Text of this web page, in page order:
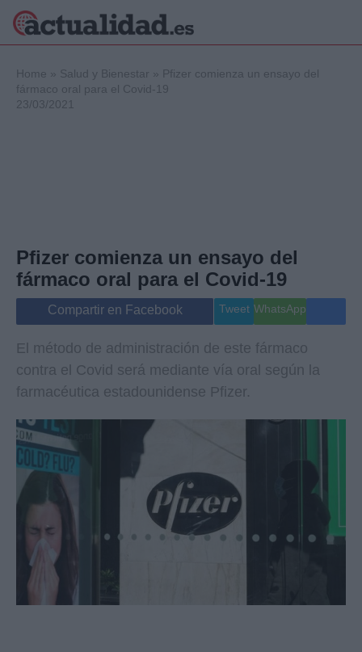
Internacional
Viajes
Gente
Musica
Home » Salud y Bienestar » Pfizer comienza un ensayo del
fármaco oral para el Covid-19
23/03/2021
Pfizer comienza un ensayo del
fármaco oral para el Covid-19
Compartir en Facebook Tweet WhatsApp
El método de administración de este fármaco
contra el Covid será mediante vía oral según la
farmacéutica estadounidense Pfizer.